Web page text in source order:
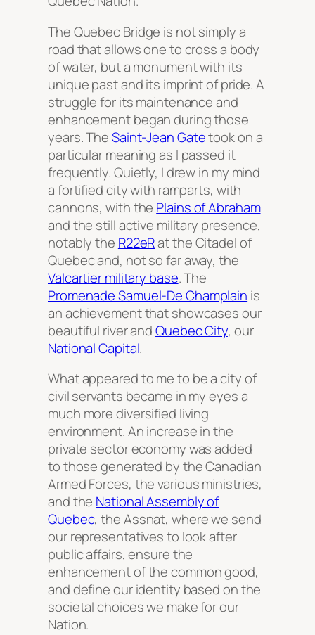
The Quebec Bridge is not simply a
road that allows one to cross a body
of water, but a monument with its
unique past and its imprint of pride. A
struggle for its maintenance and
enhancement began during those
years. TheSaint-Jean Gatetook on a
particular meaning as I passed it
frequently. Quietly, I drew in my mind
a fortified city with ramparts, with
cannons, with the Plains of Abraham
and the still active military presence,
notably the R22eRat the Citadel of
Quebec and, not so far away, the
Valcartier military base. The
Promenade Samuel-De Champlain is
an achievement that showcases our
beautiful river andQuebec City, our
National Capital.
What appeared to me to be a city of
civil servants became in my eyes a
much more diversified living
environment. An increase in the
private sector economy was added
to those generated by the Canadian
Armed Forces, the various ministries,
and the National Assembly of
Quebec, the Assnat, where we send
our representatives to look after
public affairs, ensure the
enhancement of the common good,
and define our identity based on the
societal choices we make for our
Nation.